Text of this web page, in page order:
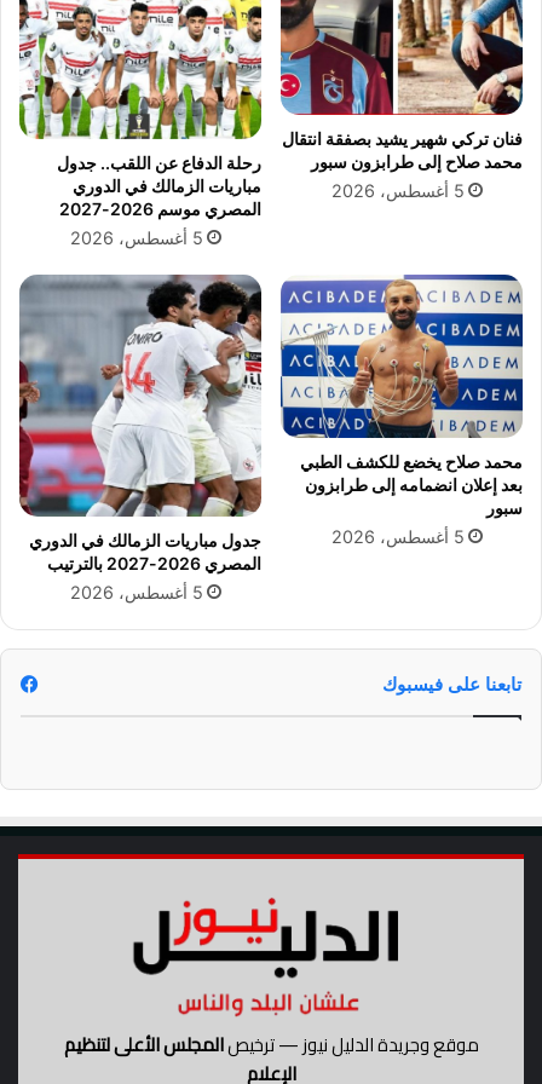
ن
ه
ا
ئ
ي
ك
أ
ع
ا
ل
م
ل
ل
أ
د
ي
ة
ع
س
ك
ر
ل
إ
د
ل
ك
أ
س
ل
ا
ل
5
ف
ي
ط
ت
ق
فنان تركي شهير يشيد بصفقة انتقال
محمد صلاح إلى طرابزون سبور
5 أغسطس، 2026
رحلة الدفاع عن اللقب.. جدول
مباريات الزمالك في الدوري
المصري موسم 2026-2027
5 أغسطس، 2026
محمد صلاح يخضع للكشف الطبي
بعد إعلان انضمامه إلى طرابزون
سبور
5 أغسطس، 2026
جدول مباريات الزمالك في الدوري
المصري 2026-2027 بالترتيب
5 أغسطس، 2026
تابعنا على فيسبوك
موقع وجريدة الدليل نيوز — ترخيصالمجلس الأعلى لتنظيم
الإعلام